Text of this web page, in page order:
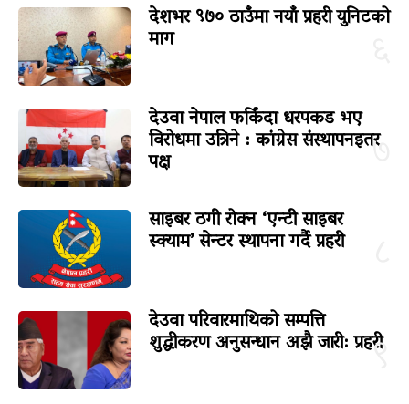
देशभर ९७० ठाउँमा नयाँ प्रहरी युनिटको
माग
७
देउवा नेपाल फर्किंदा धरपकड भए
विरोधमा उत्रिने : कांग्रेस संस्थापनइतर
पक्ष
साइबर ठगी रोक्न ‘एन्टी साइबर
स्क्याम’ सेन्टर स्थापना गर्दै प्रहरी
९
देउवा परिवारमाथिको सम्पत्ति
शुद्धीकरण अनुसन्धान अझै जारी: प्रहरी